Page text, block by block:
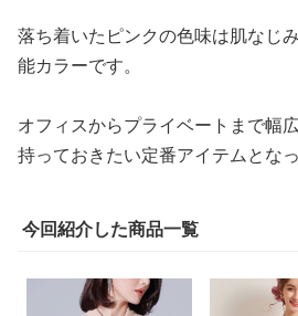
落ち着いたピンクの色味は肌なじ
能カラーです。
オフィスからプライベートまで幅
持っておきたい定番アイテムとなっ
今回紹介した商品一覧